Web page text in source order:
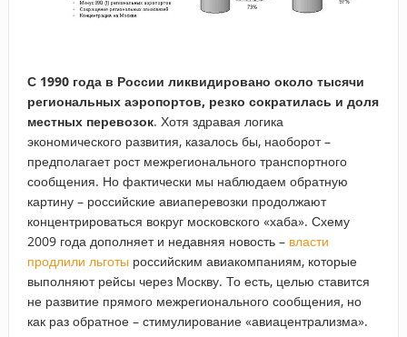
С 1990 года в России ликвидировано около тысячи
региональных аэропортов, резко сократилась и доля
местных перевозок. Хотя здравая логика
экономического развития, казалось бы, наоборот –
предполагает рост межрегионального транспортного
сообщения. Но фактически мы наблюдаем обратную
картину – российские авиаперевозки продолжают
концентрироваться вокруг московского «хаба». Схему
2009 года дополняет и недавняя новость – власти
продлили льготы российским авиакомпаниям, которые
выполняют рейсы через Москву. То есть, целью ставится
не развитие прямого межрегионального сообщения, но
как раз обратное – стимулирование «авиацентрализма».